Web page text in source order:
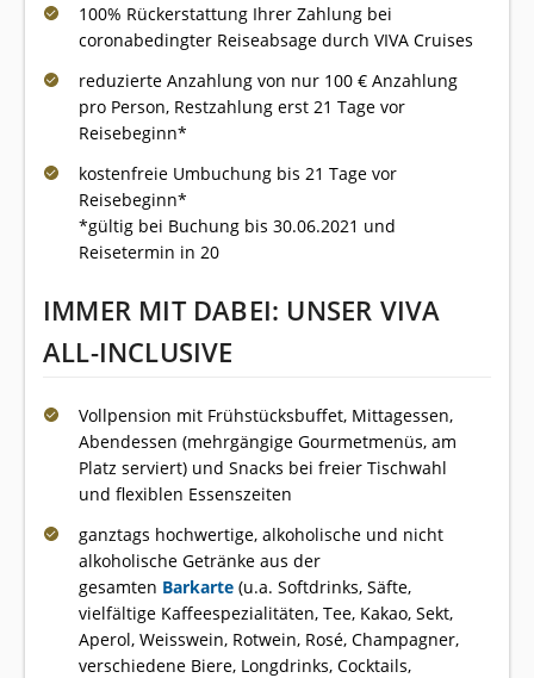
100% Rückerstattung Ihrer Zahlung bei
coronabedingter Reiseabsage durch VIVA Cruises
reduzierte Anzahlung von nur 100 € Anzahlung
pro Person, Restzahlung erst 21 Tage vor
Reisebeginn*
kostenfreie Umbuchung bis 21 Tage vor
Reisebeginn*
*gültig bei Buchung bis 30.06.2021 und
Reisetermin in 20
IMMER MIT DABEI: UNSER VIVA
ALL-INCLUSIVE
Vollpension mit Frühstücksbuffet, Mittagessen,
Abendessen (mehrgängige Gourmetmenüs, am
Platz serviert) und Snacks bei freier Tischwahl
und flexiblen Essenszeiten
ganztags hochwertige, alkoholische und nicht
alkoholische Getränke aus der
gesamten Barkarte (u.a. Softdrinks, Säfte,
vielfältige Kaffeespezialitäten, Tee, Kakao, Sekt,
Aperol, Weisswein, Rotwein, Rosé, Champagner,
verschiedene Biere, Longdrinks, Cocktails,